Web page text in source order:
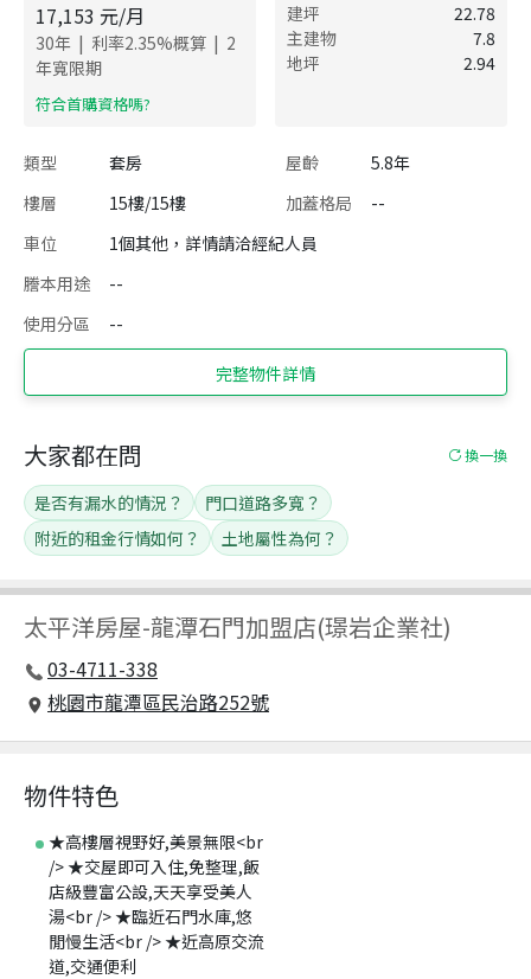
17,153 元/月
30年 | 利率2.35%概算 | 2
年寬限期
​符合首購資格嗎?
建坪
22.78
主建物
7.8
地坪
2.94
類型 套房 屋齡
5.8年
樓層
15樓/15樓 加蓋格局
--
車位
1個其他，詳情請洽經紀人員
謄本用途
--
使用分區
--
完整物件詳情
太平洋房屋-龍潭石門加盟店(璟岩企業社)
03-4711-338
桃園市龍潭區民治路252號
大家都在問 換一換
是否有漏水的情況？
門口道路多寬？
附近的租金行情如何？
土地屬性為何？
物件特色
★高樓層視野好,美景無限<br
/> ★交屋即可入住,免整理,飯
店級豐富公設,天天享受美人
湯<br /> ★臨近石門水庫,悠
閒慢生活<br /> ★近高原交流
道,交通便利